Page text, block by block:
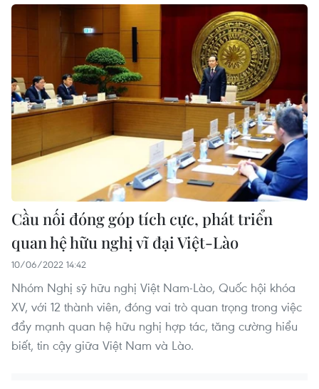
Cầu nối đóng góp tích cực, phát triển
quan hệ hữu nghị vĩ đại Việt-Lào
10/06/2022 14:42
Nhóm Nghị sỹ hữu nghị Việt Nam-Lào, Quốc hội khóa
XV, với 12 thành viên, đóng vai trò quan trọng trong việc
đẩy mạnh quan hệ hữu nghị hợp tác, tăng cường hiểu
biết, tin cậy giữa Việt Nam và Lào.